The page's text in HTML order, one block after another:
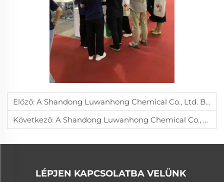
Előző: A Shandong Luwanhong Chemical Co., Ltd. Bemutatta Az Innovációt A PPDI-Rendszerekben És A Költségek Hatékonyságát A 7. Kínai Elastomer Technológiai Éves Konferencián.
Következő: A Shandong Luwanhong Chemical Co., Ltd. Bemutatja A Magas-Pontosságú Kibontó Technológiai Innovációját A 65. PU Szupernyomású Gyufa Technológiai Konferencián, Vezető Szerepet Játszva A Haladó Formázási Megoldások Terén
LÉPJEN KAPCSOLATBA VELÜNK